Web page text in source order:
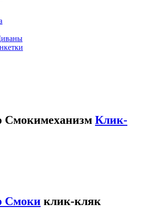
Смокимеханизм Клик-
Смоки клик-кляк